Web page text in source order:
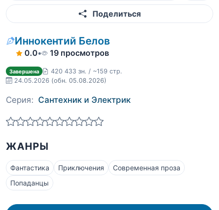
Поделиться
Иннокентий Белов
0.0• 19 просмотров
Завершена
420 433 зн. / ~159 стр.
24.05.2026 (обн. 05.08.2026)
Серия: Сантехник и Электрик
ЖАНРЫ
Фантастика Приключения
Современная проза
Попаданцы